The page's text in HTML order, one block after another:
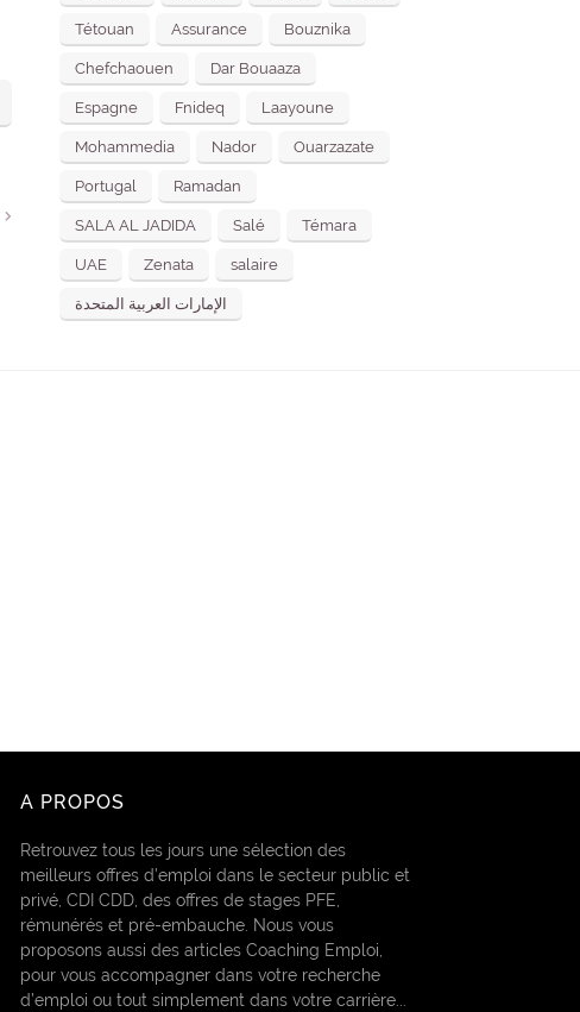
Tétouan Assurance Bouznika
Chefchaouen Dar Bouaaza
Espagne Fnideq Laayoune
Mohammedia Nador Ouarzazate
Portugal Ramadan
SALA AL JADIDA Salé Témara
UAE Zenata salaire
الإمارات العربية المتحدة
A PROPOS
Retrouvez tous les jours une sélection des
meilleurs offres d’emploi dans le secteur public et
privé, CDI CDD, des offres de stages PFE,
rémunérés et pré-embauche. Nous vous
proposons aussi des articles Coaching Emploi,
pour vous accompagner dans votre recherche
d’emploi ou tout simplement dans votre carrière...